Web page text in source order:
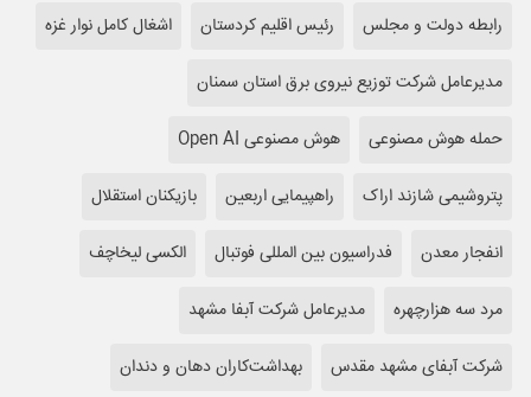
رابطه دولت و مجلس
رئیس اقلیم کردستان
اشغال کامل نوار غزه
مدیرعامل شرکت توزیع نیروی برق استان سمنان
حمله هوش مصنوعی
هوش مصنوعی Open AI
پتروشیمی شازند اراک
راهپیمایی اربعین
بازیکنان استقلال
انفجار معدن
فدراسیون بین المللی فوتبال
الکسی لیخاچف
مرد سه هزارچهره
مدیرعامل شرکت آبفا مشهد
شرکت آبفای مشهد مقدس
بهداشت‌کاران دهان و دندان